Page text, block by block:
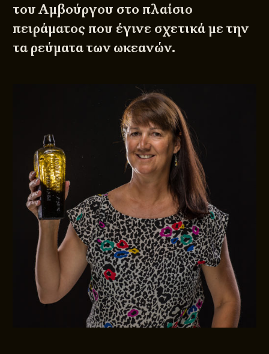
του Αμβούργου στο πλαίσιο
πειράματος που έγινε σχετικά με την
τα ρεύματα των ωκεανών.